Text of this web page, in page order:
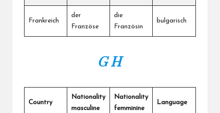
Frankreich
der
Französe
die
Französin
bulgarisch
G H
Country
Nationality
masculine
Nationality
femminine
Language